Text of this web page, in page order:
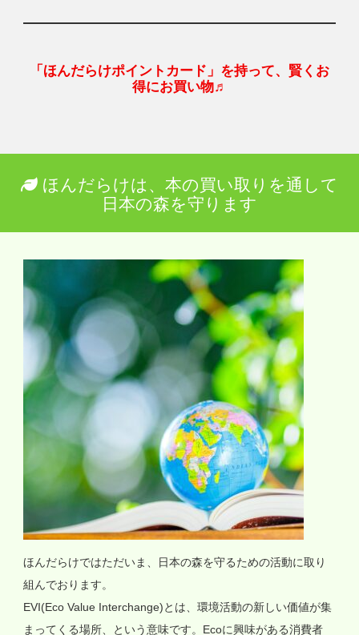
「ほんだらけポイントカード」を持って、賢くお
得にお買い物♬
ほんだらけは、本の買い取りを通して
日本の森を守ります
ほんだらけではただいま、日本の森を守るための活動に取り
組んでおります。
EVI(Eco Value Interchange)とは、環境活動の新しい価値が集
まってくる場所、という意味です。Ecoに興味がある消費者